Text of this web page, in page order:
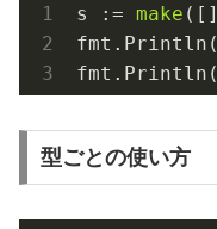
s := make ([]
fmt.Println(
fmt.Println(
型ごとの使い方